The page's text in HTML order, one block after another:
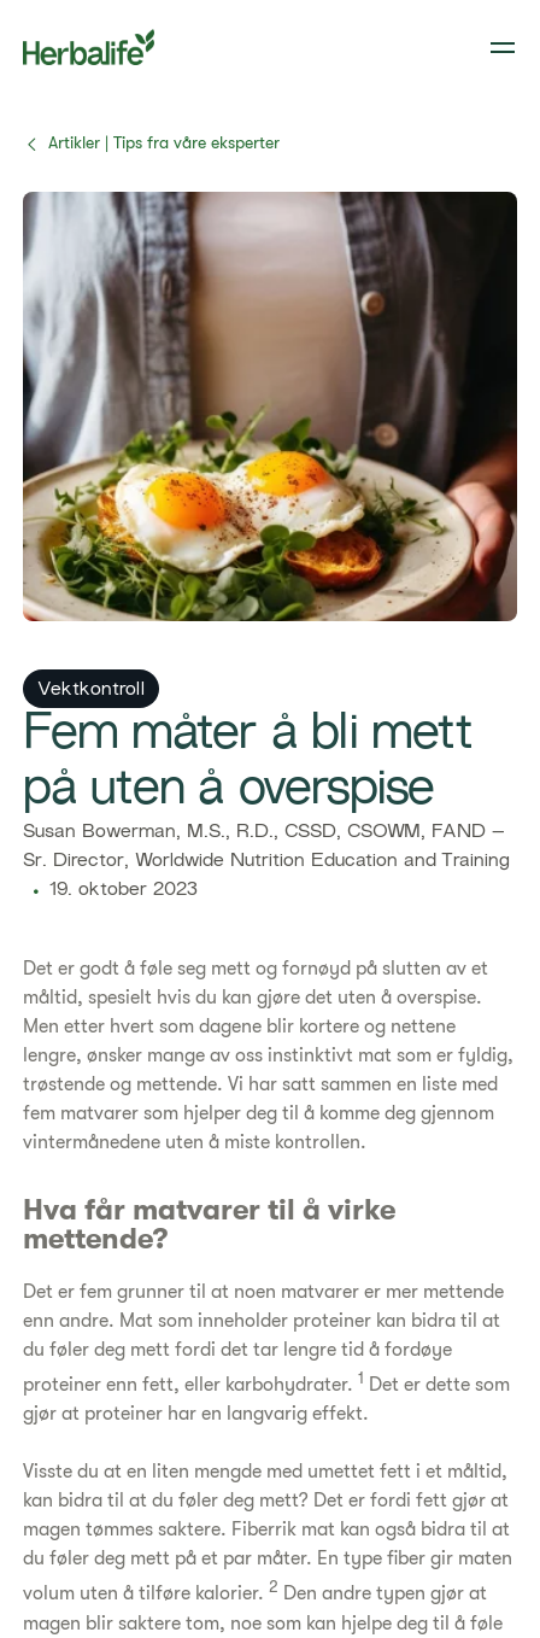
Artikler | Tips fra våre eksperter
Vektkontroll
​Fem måter å bli mett
på uten å overspise
​​Susan Bowerman, M.S., R.D., CSSD, CSOWM, FAND –
Sr. Director, Worldwide Nutrition Education and Training​
19. oktober 2023
Det er godt å føle seg mett og fornøyd på slutten av et
måltid, spesielt hvis du kan gjøre det uten å overspise.
Men etter hvert som dagene blir kortere og nettene
lengre, ønsker mange av oss instinktivt mat som er fyldig,
trøstende og mettende. Vi har satt sammen en liste med
fem matvarer som hjelper deg til å komme deg gjennom
vintermånedene uten å miste kontrollen.
Hva får matvarer til å virke
mettende?
Det er fem grunner til at noen matvarer er mer mettende
enn andre. Mat som inneholder proteiner kan bidra til at
du føler deg mett fordi det tar lengre tid å fordøye
proteiner enn fett, eller karbohydrater. 1 Det er dette som
gjør at proteiner har en langvarig effekt.
Visste du at en liten mengde med umettet fett i et måltid,
kan bidra til at du føler deg mett? Det er fordi fett gjør at
magen tømmes saktere. Fiberrik mat kan også bidra til at
du føler deg mett på et par måter. En type fiber gir maten
volum uten å tilføre kalorier.2 Den andre typen gjør at
magen blir saktere tom, noe som kan hjelpe deg til å føle